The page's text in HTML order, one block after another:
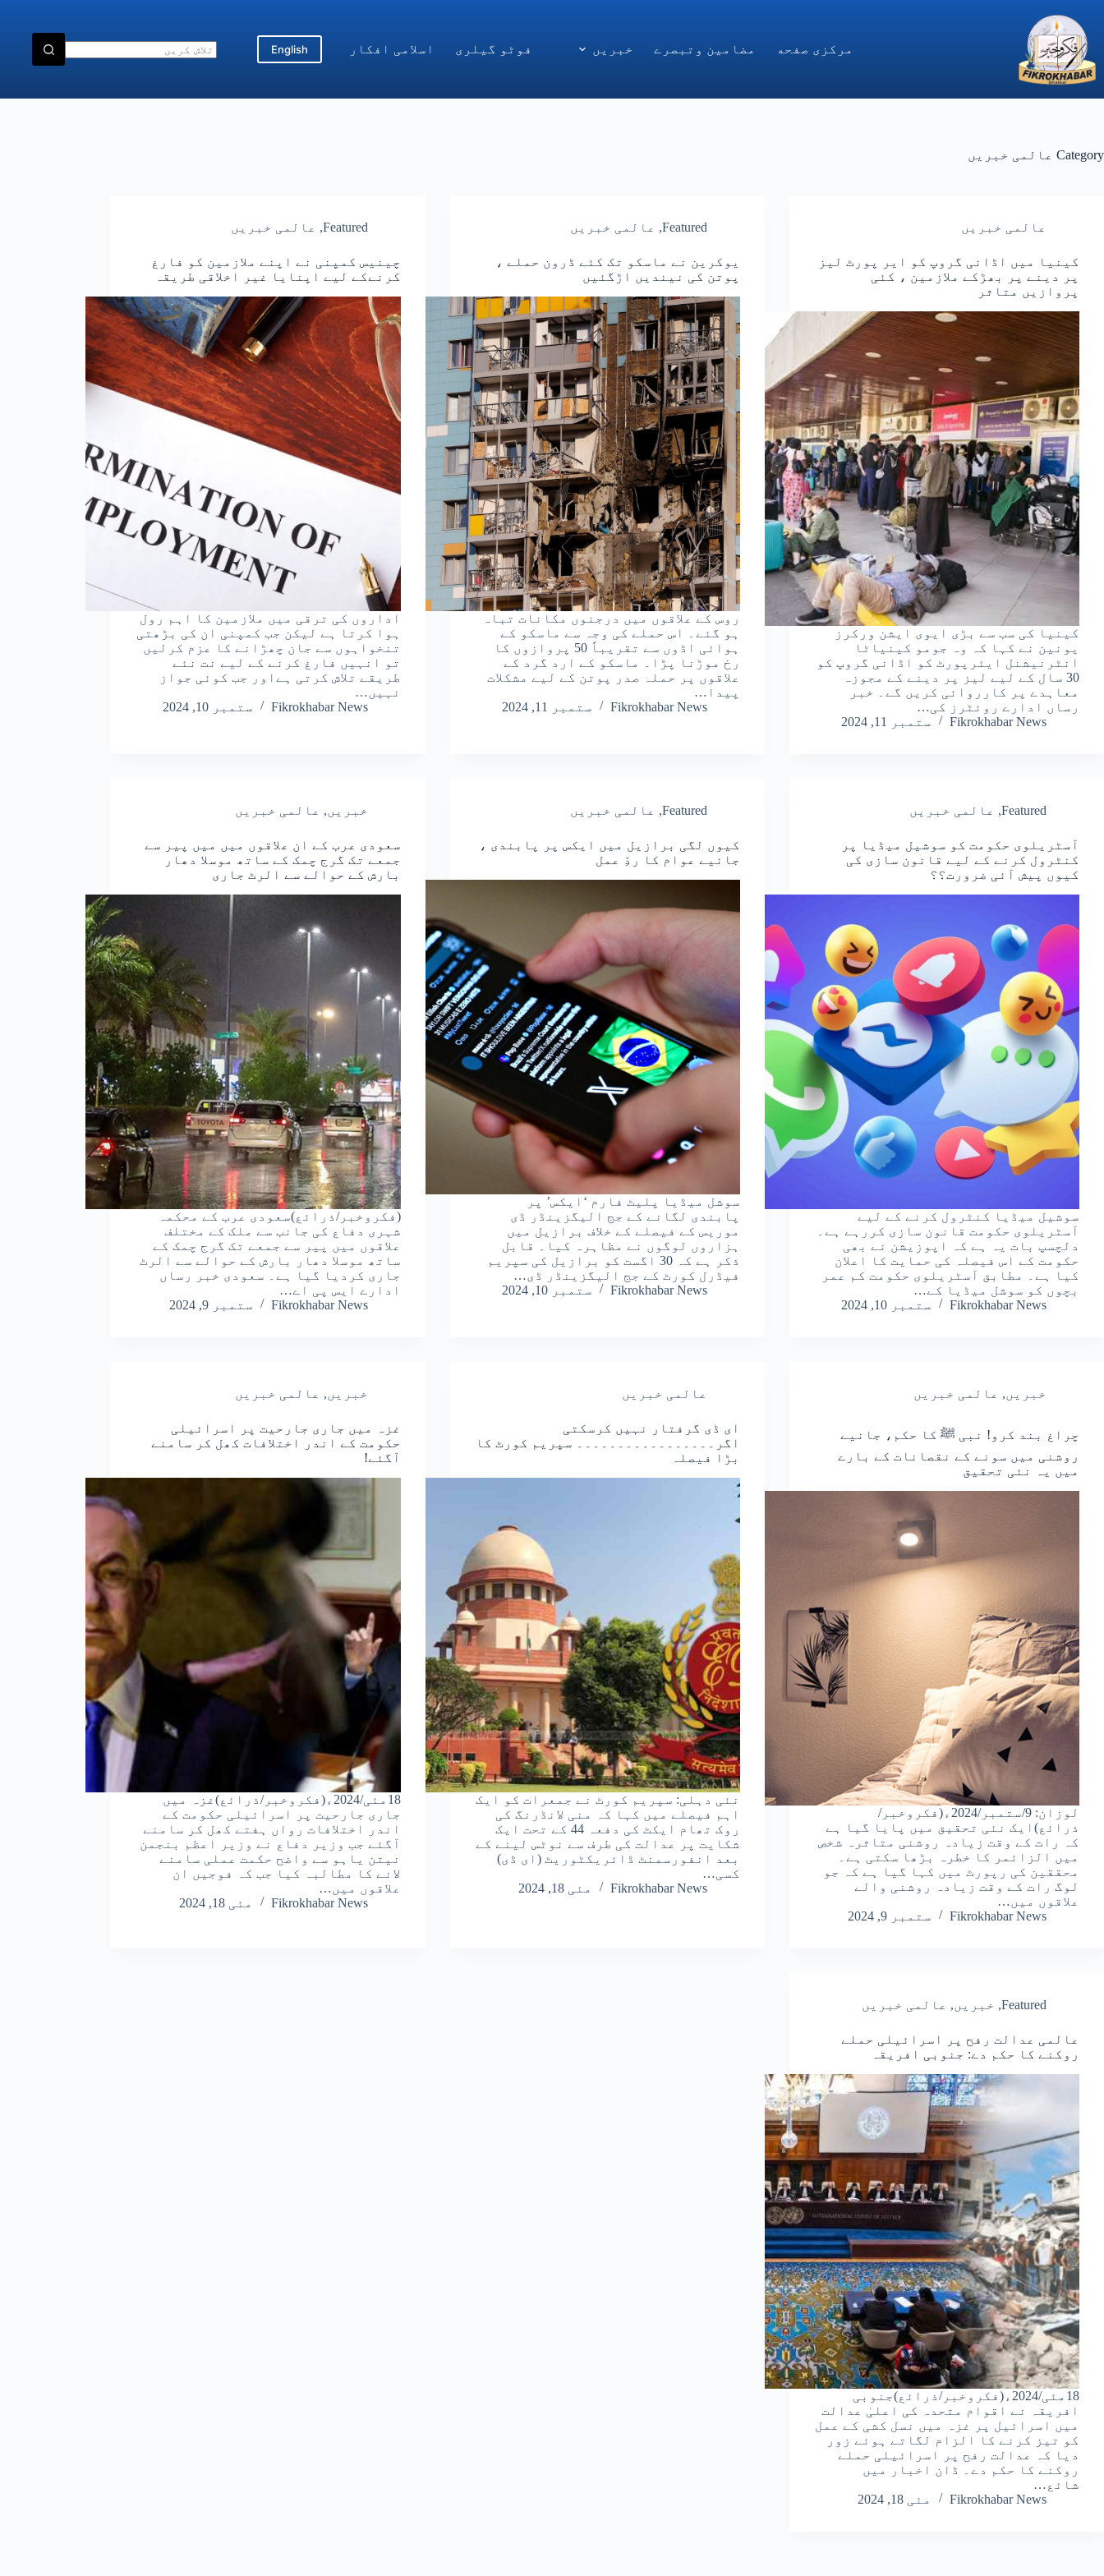
content
مركزى صفحه
مضامین وتبصرے خبریں فوٹو گیلری اسلامی افکار English
Category عالمی خبریں
عالمی خبریں
کینیا میں اڈانی گروپ کو ایر پورٹ لیز
پر دینے پر بھڑکے ملازمین ، کئی
پروازیں متاثر
کینیا کی سب سے بڑی ایوی ایشن ورکرز
یونین نے کہا کہ وہ جومو کینیاٹا
انٹرنیشنل ایئرپورٹ کو اڈانی گروپ کو
30 سال کے لیے لیز پر دینے کے مجوزہ
معاہدے پر کارروائی کریں گے۔ خبر
رساں ادارے روئٹرز کی…
Fikrokhabar News
ستمبر 11, 2024
Featured
, عالمی خبریں
یوکرین نے ماسکو تک کئے ڈرون حملے ،
پوتن کی نیندیں اڑگئیں
روس کے علاقوں میں درجنوں مکانات تباہ
ہو گئے۔ اس حملے کی وجہ سے ماسکو کے
ہوائی اڈوں سے تقریباً 50 پروازوں کا
رخ موڑنا پڑا۔ ماسکو کے ارد گرد کے
علاقوں پر حملہ صدر پوتن کے لیے مشکلات
پیدا…
Fikrokhabar News
ستمبر 11, 2024
Featured
, عالمی خبریں
چینیس کمپنی نے اپنے ملازمین کو فارغ
کرنےکے لیے اپنایا غیر اخلاقی طریقہ
اداروں کی ترقی میں ملازمین کا اہم رول
ہوا کرتا ہے لیکن جب کمپنی ان کی بڑھتی
تنخواہوں سے جان چھڑانے کا عزم کرلیں
تو انہیں فارغ کرنے کے لیے نت نئے
طریقے تلاش کرتی ہےاور جب کوئی جواز
نہیں…
Fikrokhabar News
ستمبر 10, 2024
Featured
, عالمی خبریں
آسٹریلوی حکومت کو سوشیل میڈیا پر
کنٹرول کرنے کے لیے قانون سازی کی
کیوں پیش آئی ضرورت؟؟
سوشیل میڈیا کنٹرول کرنے کے لیے
آسٹریلوی حکومت قانون سازی کررہے ہے۔
دلچسپ بات یہ ہے کہ اپوزیشن نے بھی
حکومت کے اس فیصلہ کی حمایت کا اعلان
کیا ہے۔ مطابق آسٹریلوی حکومت کم عمر
بچوں کو سوشل میڈیا کے…
Fikrokhabar News
ستمبر 10, 2024
Featured
, عالمی خبریں
کیوں لگی برازیل میں ایکس پر پابندی ،
جانیے عوام کا ردِّ عمل
سوشل میڈیا پلیٹ فارم ‘ایکس’ پر
پابندی لگانے کے جج الیگزینڈر ڈی
موریس کے فیصلے کے خلاف برازیل میں
ہزاروں لوگوں نے مظاہرہ کیا۔ قابل
ذکر ہے کہ 30 اگست کو برازیل کی سپریم
فیڈرل کورٹ کے جج الیگزینڈر ڈی…
Fikrokhabar News
ستمبر 10, 2024
خبریں, عالمی خبریں
سعودی عرب کے ان علاقوں میں میں پیر سے
جمعے تک گرج چمک کے ساتھ موسلا دھار
بارش کے حوالے سے الرٹ جاری
(فکروخبر/ذرائع)سعودی عرب کے محکمہ
شہری دفاع کی جانب سے ملک کے مختلف
علاقوں میں پیر سے جمعے تک گرج چمک کے
ساتھ موسلا دھار بارش کے حوالے سے الرٹ
جاری کردیا گیا ہے۔ سعودی خبر رساں
ادارے ایس پی اے…
Fikrokhabar News
ستمبر 9, 2024
خبریں, عالمی خبریں
چراغ بند کرو! نبی ﷺ کا حکم، جانیے
روشنی میں سونے کے نقصانات کے بارے
میں یہ نئی تحقیق
لوزان: 9/ستمبر/2024ء(فکروخبر/
ذرائع)ایک نئی تحقیق میں پایا گیا ہے
کہ رات کے وقت زیادہ روشنی متاثرہ شخص
میں الزائمر کا خطرہ بڑھا سکتی ہے۔
محققین کی رپورٹ میں کہا گیا ہے کہ جو
لوگ رات کے وقت زیادہ روشنی والے
علاقوں میں…
Fikrokhabar News
ستمبر 9, 2024
عالمی خبریں
ای ڈی گرفتار نہیں کرسکتی
اگر۔۔۔۔۔۔۔۔۔۔۔۔۔۔۔۔۔ سپریم کورٹ کا
بڑا فیصلہ
نئی دہلی: سپریم کورٹ نے جمعرات کو ایک
اہم فیصلے میں کہا کہ منی لانڈرنگ کی
روک تھام ایکٹ کی دفعہ 44 کے تحت ایک
شکایت پر عدالت کی طرف سے نوٹس لینے کے
بعد انفورسمنٹ ڈائریکٹوریٹ (ای ڈی)
کسی…
Fikrokhabar News
مئی 18, 2024
خبریں, عالمی خبریں
غزہ میں جاری جارحیت پر اسرائیلی
حکومت کے اندر اختلافات کھل کر سامنے
آگئے!
18مئی/2024ء(فکروخبر/ذرائع)غزہ میں
جاری جارحیت پر اسرائیلی حکومت کے
اندر اختلافات رواں ہفتے کھل کر سامنے
آگئے جب وزیر دفاع نے وزیر اعظم بنجمن
نیتن یاہو سے واضح حکمت عملی سامنے
لانے کا مطالبہ کیا جب کہ فوجیں ان
علاقوں میں…
Fikrokhabar News
مئی 18, 2024
Featured
, خبریں, عالمی خبریں
عالمی عدالت رفح پر اسرائیلی حملے
روکنے کا حکم دے: جنوبی افریقہ
18مئی/2024ء(فکروخبر/ذرائع)جنوبی
افریقہ نے اقوام متحدہ کی اعلیٰ عدالت
میں اسرائیل پر غزہ میں نسل کشی کے عمل
کو تیز کرنے کا الزام لگاتے ہوئے زور
دیا کہ عدالت رفح پر اسرائیلی حملے
روکنے کا حکم دے۔ ڈان اخبار میں
شائع…
Fikrokhabar News
مئی 18, 2024